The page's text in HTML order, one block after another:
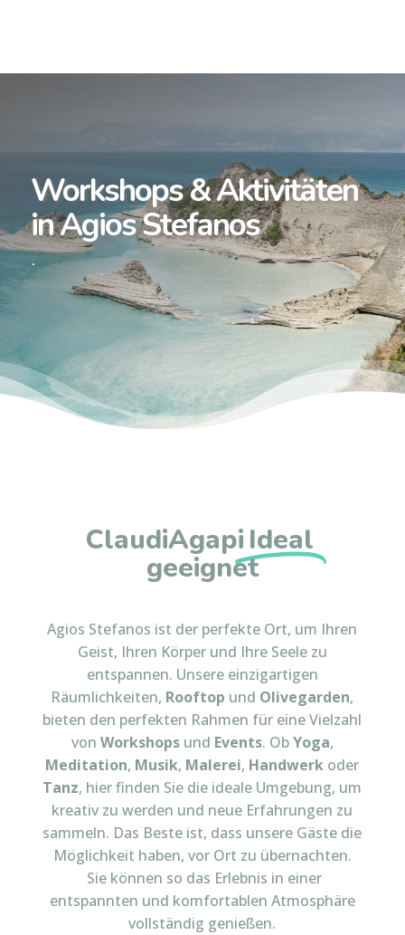
Workshops & Aktivitäten
in Agios Stefanos
.
ClaudiAgapiIdeal
geeignet
Agios Stefanos ist der perfekte Ort, um Ihren
Geist, Ihren Körper und Ihre Seele zu
entspannen. Unsere einzigartigen
Räumlichkeiten, Rooftop und Olivegarden,
bieten den perfekten Rahmen für eine Vielzahl
von Workshopsund Events. ObYoga,
Meditation, Musik, Malerei, Handwerk oder
Tanz, hier finden Sie die ideale Umgebung, um
kreativ zu werden und neue Erfahrungen zu
sammeln. Das Beste ist, dass unsere Gäste die
Möglichkeit haben, vor Ort zu übernachten.
Sie können so das Erlebnis in einer
entspannten und komfortablen Atmosphäre
vollständig genießen.